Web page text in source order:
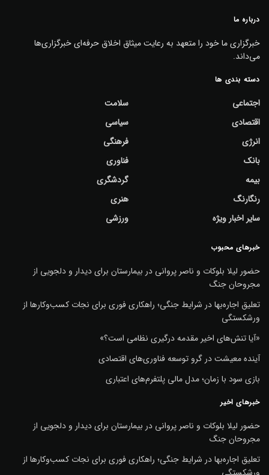
درباره ما
خبرگزاری ما خود را متعهد به رعایت میثاق اخلاق حرفه‌ای خبرگزاری‌ها
می‌داند.
دسته بندی ها
اجتماعی
اقتصادی
انرژی
بانک
بیمه
رنگارنگ
سایر اخبار ویژه
سلامت
سیاسی
فرهنگی
فناوری
گردشگری
هنری
ورزشی
خبرهای محبوب
حضور لیلا بلوکات و ناصر پروانی در بیمارستان برای دیدار و دلجویی از
مجروحان جنگ
تعلیق اجاره‌بها در شرایط جنگی؛ راهکاری فوری برای نجات کسب‌وکارها از
ورشکستگی
«آیا تنش‌های اخیر مقدمه درگیری نظامی است؟»
آینده معیشت در گرو توسعه فناوری‌های اقتصادی
بازی سود با زمان؛ مدل مالی پلتفرم‌های اعتباری
خبرهای اخیر
حضور لیلا بلوکات و ناصر پروانی در بیمارستان برای دیدار و دلجویی از
مجروحان جنگ
تعلیق اجاره‌بها در شرایط جنگی؛ راهکاری فوری برای نجات کسب‌وکارها از